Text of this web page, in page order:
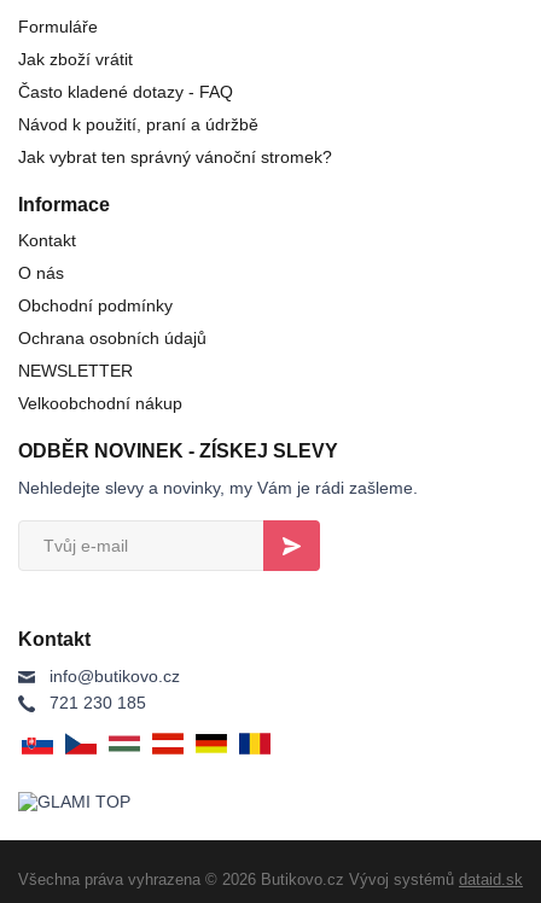
Formuláře
Jak zboží vrátit
Často kladené dotazy - FAQ
Návod k použití, praní a údržbě
Jak vybrat ten správný vánoční stromek?
Informace
Kontakt
O nás
Obchodní podmínky
Ochrana osobních údajů
NEWSLETTER
Velkoobchodní nákup
ODBĚR NOVINEK - ZÍSKEJ SLEVY
Nehledejte slevy a novinky, my Vám je rádi zašleme.
Kontakt
info@butikovo.cz
721 230 185
Všechna práva vyhrazena © 2026 Butikovo.cz Vývoj systémů dataid.sk